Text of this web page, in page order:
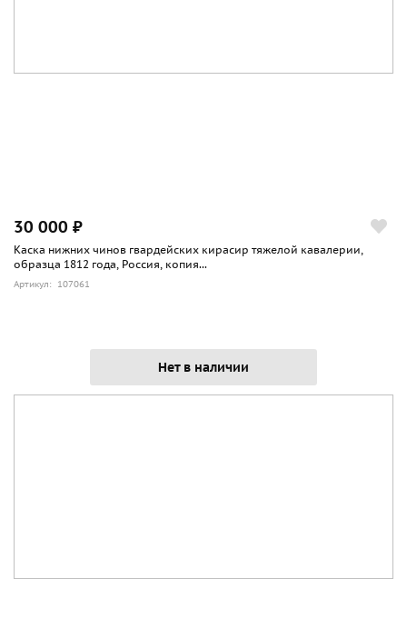
30 000 ₽
Каска нижних чинов гвардейских кирасир тяжелой кавалерии,
образца 1812 года, Россия, копия...
Артикул: 107061
Нет в наличии